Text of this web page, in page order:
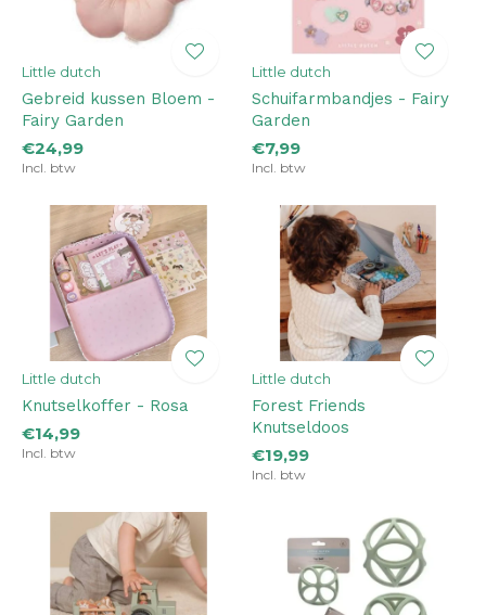
Little dutch
Gebreid kussen Bloem -
Fairy Garden
€24,99
Incl. btw
Little dutch
Schuifarmbandjes - Fairy
Garden
€7,99
Incl. btw
Little dutch
Knutselkoffer - Rosa
€14,99
Incl. btw
Little dutch
Forest Friends
Knutseldoos
€19,99
Incl. btw